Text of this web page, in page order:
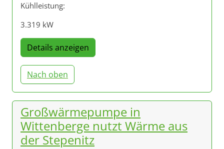
Kühlleistung:
3.319 kW
Details anzeigen
Nach oben
Großwärmepumpe in
Wittenberge nutzt Wärme aus
der Stepenitz